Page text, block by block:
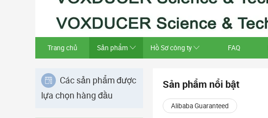
Trang chủ Sản phẩm Hồ Sơ công ty FAQ
Các sản phẩm được
lựa chọn hàng đầu
Sản phẩm nổi bật
Alibaba Guaranteed